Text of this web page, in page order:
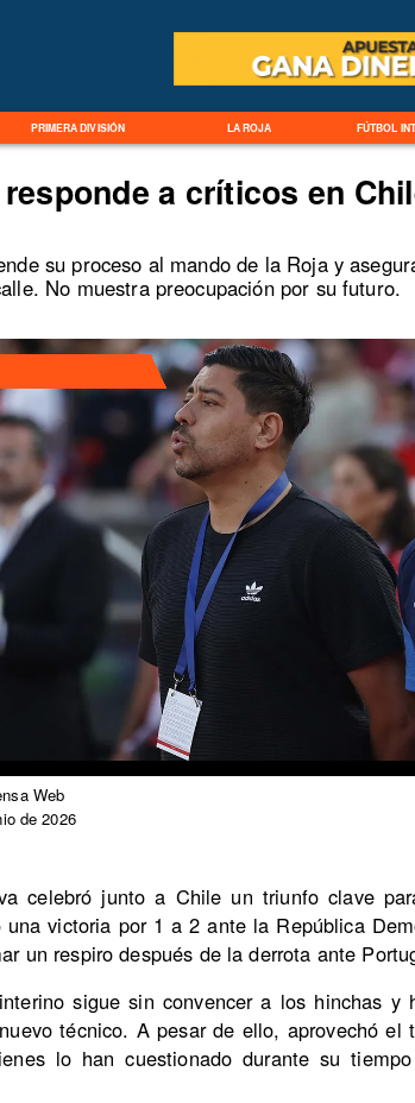
PRIMERA DIVISIÓN LA ROJA FÚTBOL
Web
de 2026
a críticos en
su proceso al mando de la Roja y
No muestra preocupación por su futuro.
celebró junto a Chile un triunfo clave
una victoria por 1 a 2 ante la República
un respiro después de la derrota ante
sigue sin convencer a los hinchas y
técnico. A pesar de ello, aprovechó el
lo han cuestionado durante su